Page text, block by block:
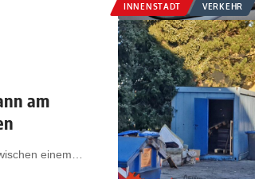
INNENSTADT VERKEHR
am
einem